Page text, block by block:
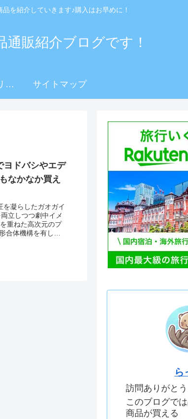
を紹介していきます♪購入はお早めに！
販紹介ブログです！
シ サイトマップ
ヨドバシやエデ
なかなか買え
を凝らしたガオガイ
立しつつ劇中イメ
重ねた高次元のプ
合体機構を有した
ら
訪問ありがと
このブログで
商品が買える